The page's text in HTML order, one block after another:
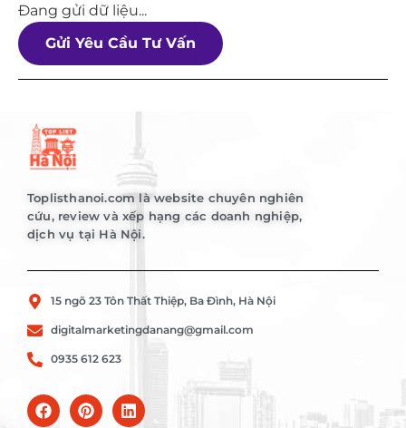
Đang gửi dữ liệu...
Gửi Yêu Cầu Tư Vấn
Toplisthanoi.com là website chuyên nghiên
cứu, review và xếp hạng các doanh nghiệp,
dịch vụ tại Hà Nội.
15 ngõ 23 Tôn Thất Thiệp, Ba Đình, Hà Nội
digitalmarketingdanang@gmail.com
0935 612 623